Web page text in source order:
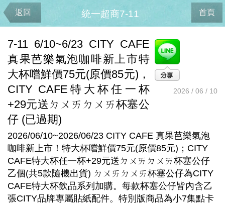
返回 首頁
統一超商7-11
7-11 6/10~6/23 CITY CAFE
真果芭樂氣泡咖啡新上市特
大杯嚐鮮價75元(原價85元)，
CITY CAFE特大杯任一杯
+29元送ㄉㄨㄞㄉㄨㄞ杯塞公
仔 (已過期)
2026 / 06 / 10
2026/06/10~2026/06/23 CITY CAFE 真果芭樂氣泡
咖啡新上市！特大杯嚐鮮價75元(原價85元)；CITY
CAFE特大杯任一杯+29元送ㄉㄨㄞㄉㄨㄞ杯塞公仔
乙個(共5款隨機出貨) ㄉㄨㄞㄉㄨㄞ杯塞公仔為CITY
CAFE特大杯飲品系列加購。每款杯塞公仔皆內含乙
張CITY品牌專屬貼紙配件。特別版商品為小7集點卡